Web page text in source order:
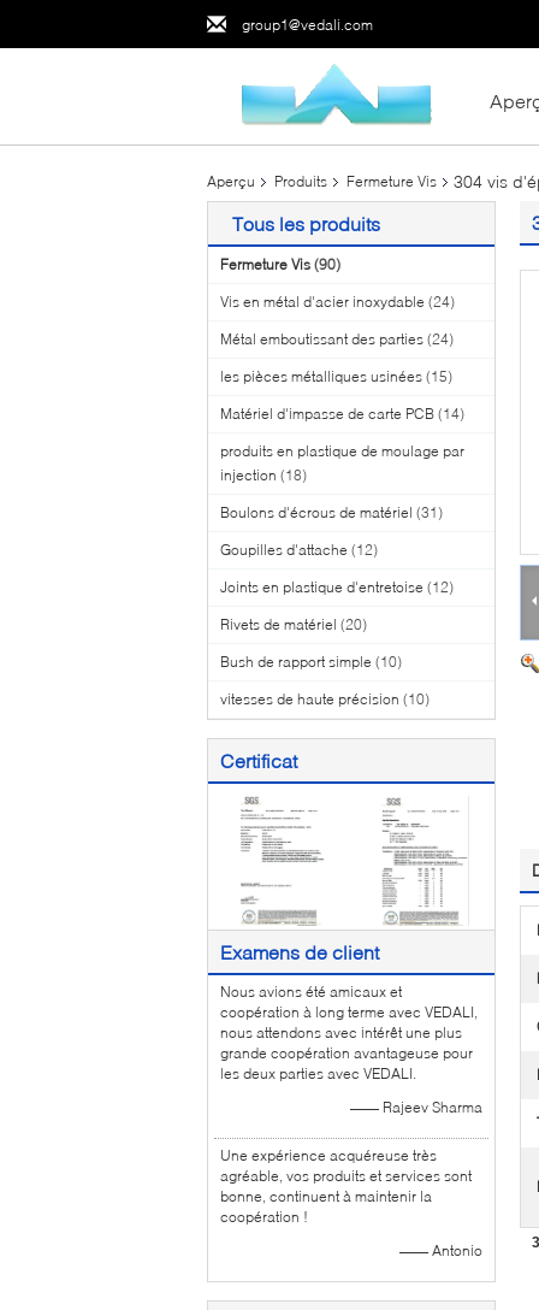
group1@vedali.com
Aperçu Produits Fermeture Vis 304 vis
Tous les produits
Fermeture Vis (90)
Vis en métal d'acier inoxydable (24)
Métal emboutissant des parties (24)
les pièces métalliques usinées (15)
Matériel d'impasse de carte PCB (14)
produits en plastique de moulage par
injection (18)
Boulons d'écrous de matériel (31)
Goupilles d'attache (12)
Joints en plastique d'entretoise (12)
Rivets de matériel (20)
Bush de rapport simple (10)
vitesses de haute précision (10)
Certificat
Examens de client
Nous avions été amicaux et
coopération à long terme avec VEDALI,
nous attendons avec intérêt une plus
grande coopération avantageuse pour
les deux parties avec VEDALI.
—— Rajeev Sharma
Une expérience acquéreuse très
agréable, vos produits et services sont
bonne, continuent à maintenir la
coopération !
—— Antonio